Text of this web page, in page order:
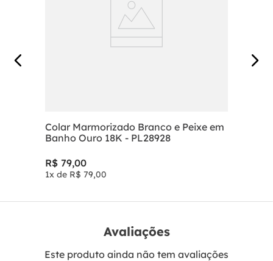
Colar Marmorizado Branco e Peixe em
Banho Ouro 18K - PL28928
R$ 79,00
1x de R$ 79,00
Avaliações
Este produto ainda não tem avaliações